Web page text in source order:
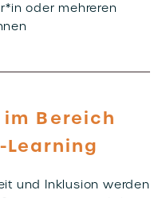
oder mehreren
Bereich
Learning
und Inklusion werden